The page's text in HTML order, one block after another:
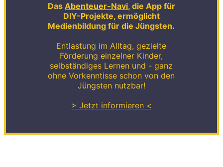
Das Abenteuer-Navi, die App für
DIY-Projekte, ermöglicht
Medienbildung für die Jüngsten.
Entlastung im Alltag, gezielte
Förderung einzelner Kinder,
selbständiges Lernen und - ganz
ohne Vorkenntisse schon von den
Jüngsten nutzbar!
> Jetzt informieren <